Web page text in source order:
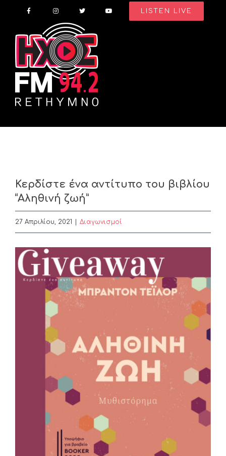
content
LISTEN LIVE
Κερδίστε ένα αντίτυπο του βιβλίου
“Αληθινή ζωή”
27 Απριλίου, 2021 Διαγωνισμοί
View
Larger